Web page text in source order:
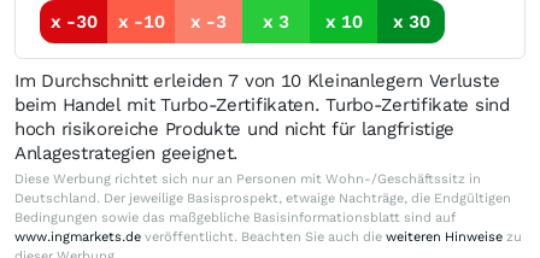
x -30
x -10 x -3 x 3 x 10 x 30
Im Durchschnitt erleiden 7 von 10 Kleinanlegern Verluste
beim Handel mit Turbo-Zertifikaten. Turbo-Zertifikate sind
hoch risikoreiche Produkte und nicht für langfristige
Anlagestrategien geeignet.
Diese Werbung richtet sich nur an Personen mit Wohn-/Geschäftssitz in
Deutschland. Der jeweilige Basisprospekt, etwaige Nachträge, die Endgültigen
Bedingungen sowie das maßgebliche Basisinformationsblatt sind auf
www.ingmarkets.de veröffentlicht. Beachten Sie auch die weiteren Hinweise zu